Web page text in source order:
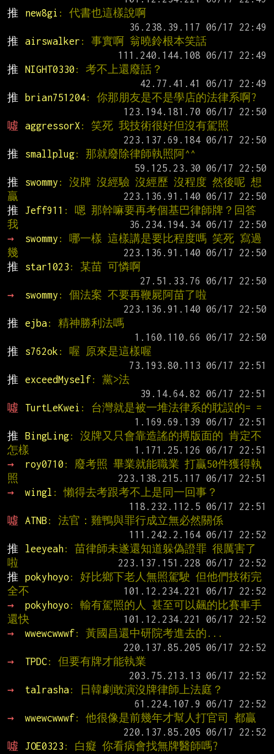
推
new8gi : 代書也這樣說啊
推
airswalker : 事實啊 翁曉鈴根本笑話
推
NIGHT0330 : 考不上還廢話？
推
brian751204: 你那朋友是不是學店的法律系啊?
噓
aggressorX : 笑死 我技術很好但沒有駕照
推
smallplug: 那就廢除律師執照阿^^
推
swommy : 沒牌 沒經驗 沒經歷 沒程度 然後呢 想
贏
推
Jeff911 : 嗯 那幹嘛要再考個基巴律師牌？回答
我
→
swommy : 哪一樣 這樣講是要比程度嗎 笑死 寫過
幾
推
star1023 : 某苗 可憐啊
→
swommy : 個法案 不要再鞭屍阿苗了啦
推
ejba: 精神勝利法嗎
推
s762ok : 喔 原來是這樣喔
推
exceedMyself: 黨>法
噓
TurtLeKwei : 台灣就是被一堆法律系的耽誤的= =
推
BingLing: 沒牌又只會靠造謠的搏版面的 肯定不
怎樣
→
roy0710 : 廢考照 畢業就能職業 打贏50件獲得執
照
→
wingl : 懶得去考跟考不上是同一回事？
噓
ATNB : 法官：雞鴨與罪行成立無必然關係
推
leeyeah: 苗律師未遂還知道躲偽證罪 很厲害了
啦
推
pokyhoyo : 好比鄉下老人無照駕駛 但他們技術完
全不
→
pokyhoyo : 輸有駕照的人 甚至可以飆的比賽車手
還快
→
wwewcwwwf: 黃國昌還中研院考進去的...
→
TPDC: 但要有牌才能執業
→
talrasha: 日韓劇敢演沒牌律師上法庭？
→
wwewcwwwf: 他很像是前幾年才幫人打官司 都贏
噓
JOE0323 : 白癡 你看病會找無牌醫師嗎?